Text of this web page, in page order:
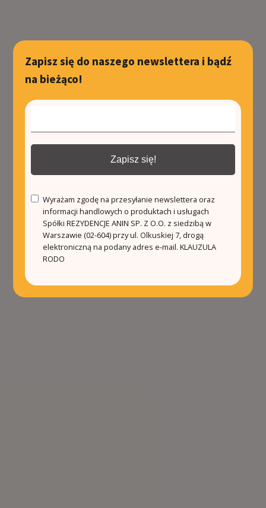
Zapisz się do naszego newslettera i bądź
na bieżąco!
Zapisz się!
Wyrażam zgodę na przesyłanie newslettera oraz
informacji handlowych o produktach i usługach
Spółki REZYDENCJE ANIN SP. Z O.O. z siedzibą w
Warszawie (02-604) przy ul. Olkuskiej 7, drogą
elektroniczną na podany adres e-mail.KLAUZULA
RODO